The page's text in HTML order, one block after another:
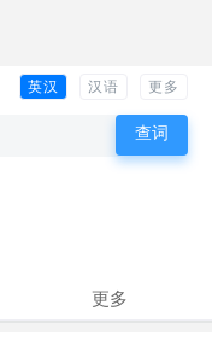
英汉 汉语 更多
更多